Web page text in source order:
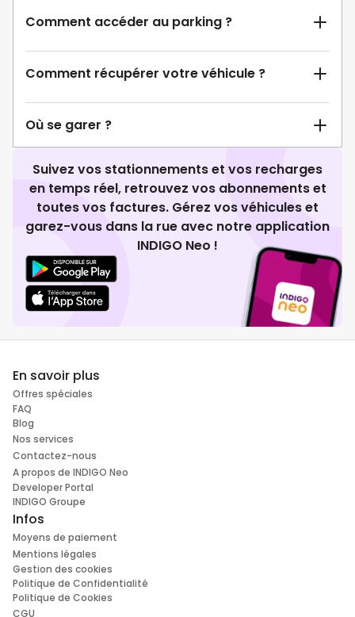
Comment accéder au parking ?
Comment récupérer votre véhicule ?
Où se garer ?
Suivez vos stationnements et vos recharges
en temps réel, retrouvez vos abonnements et
toutes vos factures. Gérez vos véhicules et
garez-vous dans la rue avec notre application
INDIGO Neo !
En savoir plus
Offres spéciales
FAQ
Blog
Nos services
Contactez-nous
A propos de INDIGO Neo
Developer Portal
INDIGO Groupe
Infos
Moyens de paiement
Mentions légales
Gestion des cookies
Politique de Confidentialité
Politique de Cookies
CGU